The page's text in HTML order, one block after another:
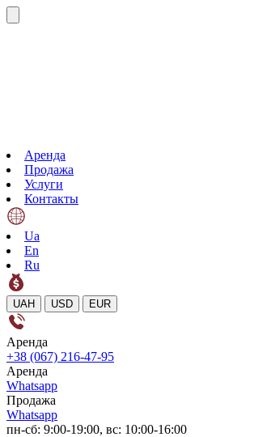
Аренда
Продажа
Услуги
Контакты
Ua
En
Ru
UAH USD EUR
Аренда
+38 (067) 216-47-95
Аренда
Whatsapp
Продажа
Whatsapp
пн-сб: 9:00-19:00, вс: 10:00-16:00